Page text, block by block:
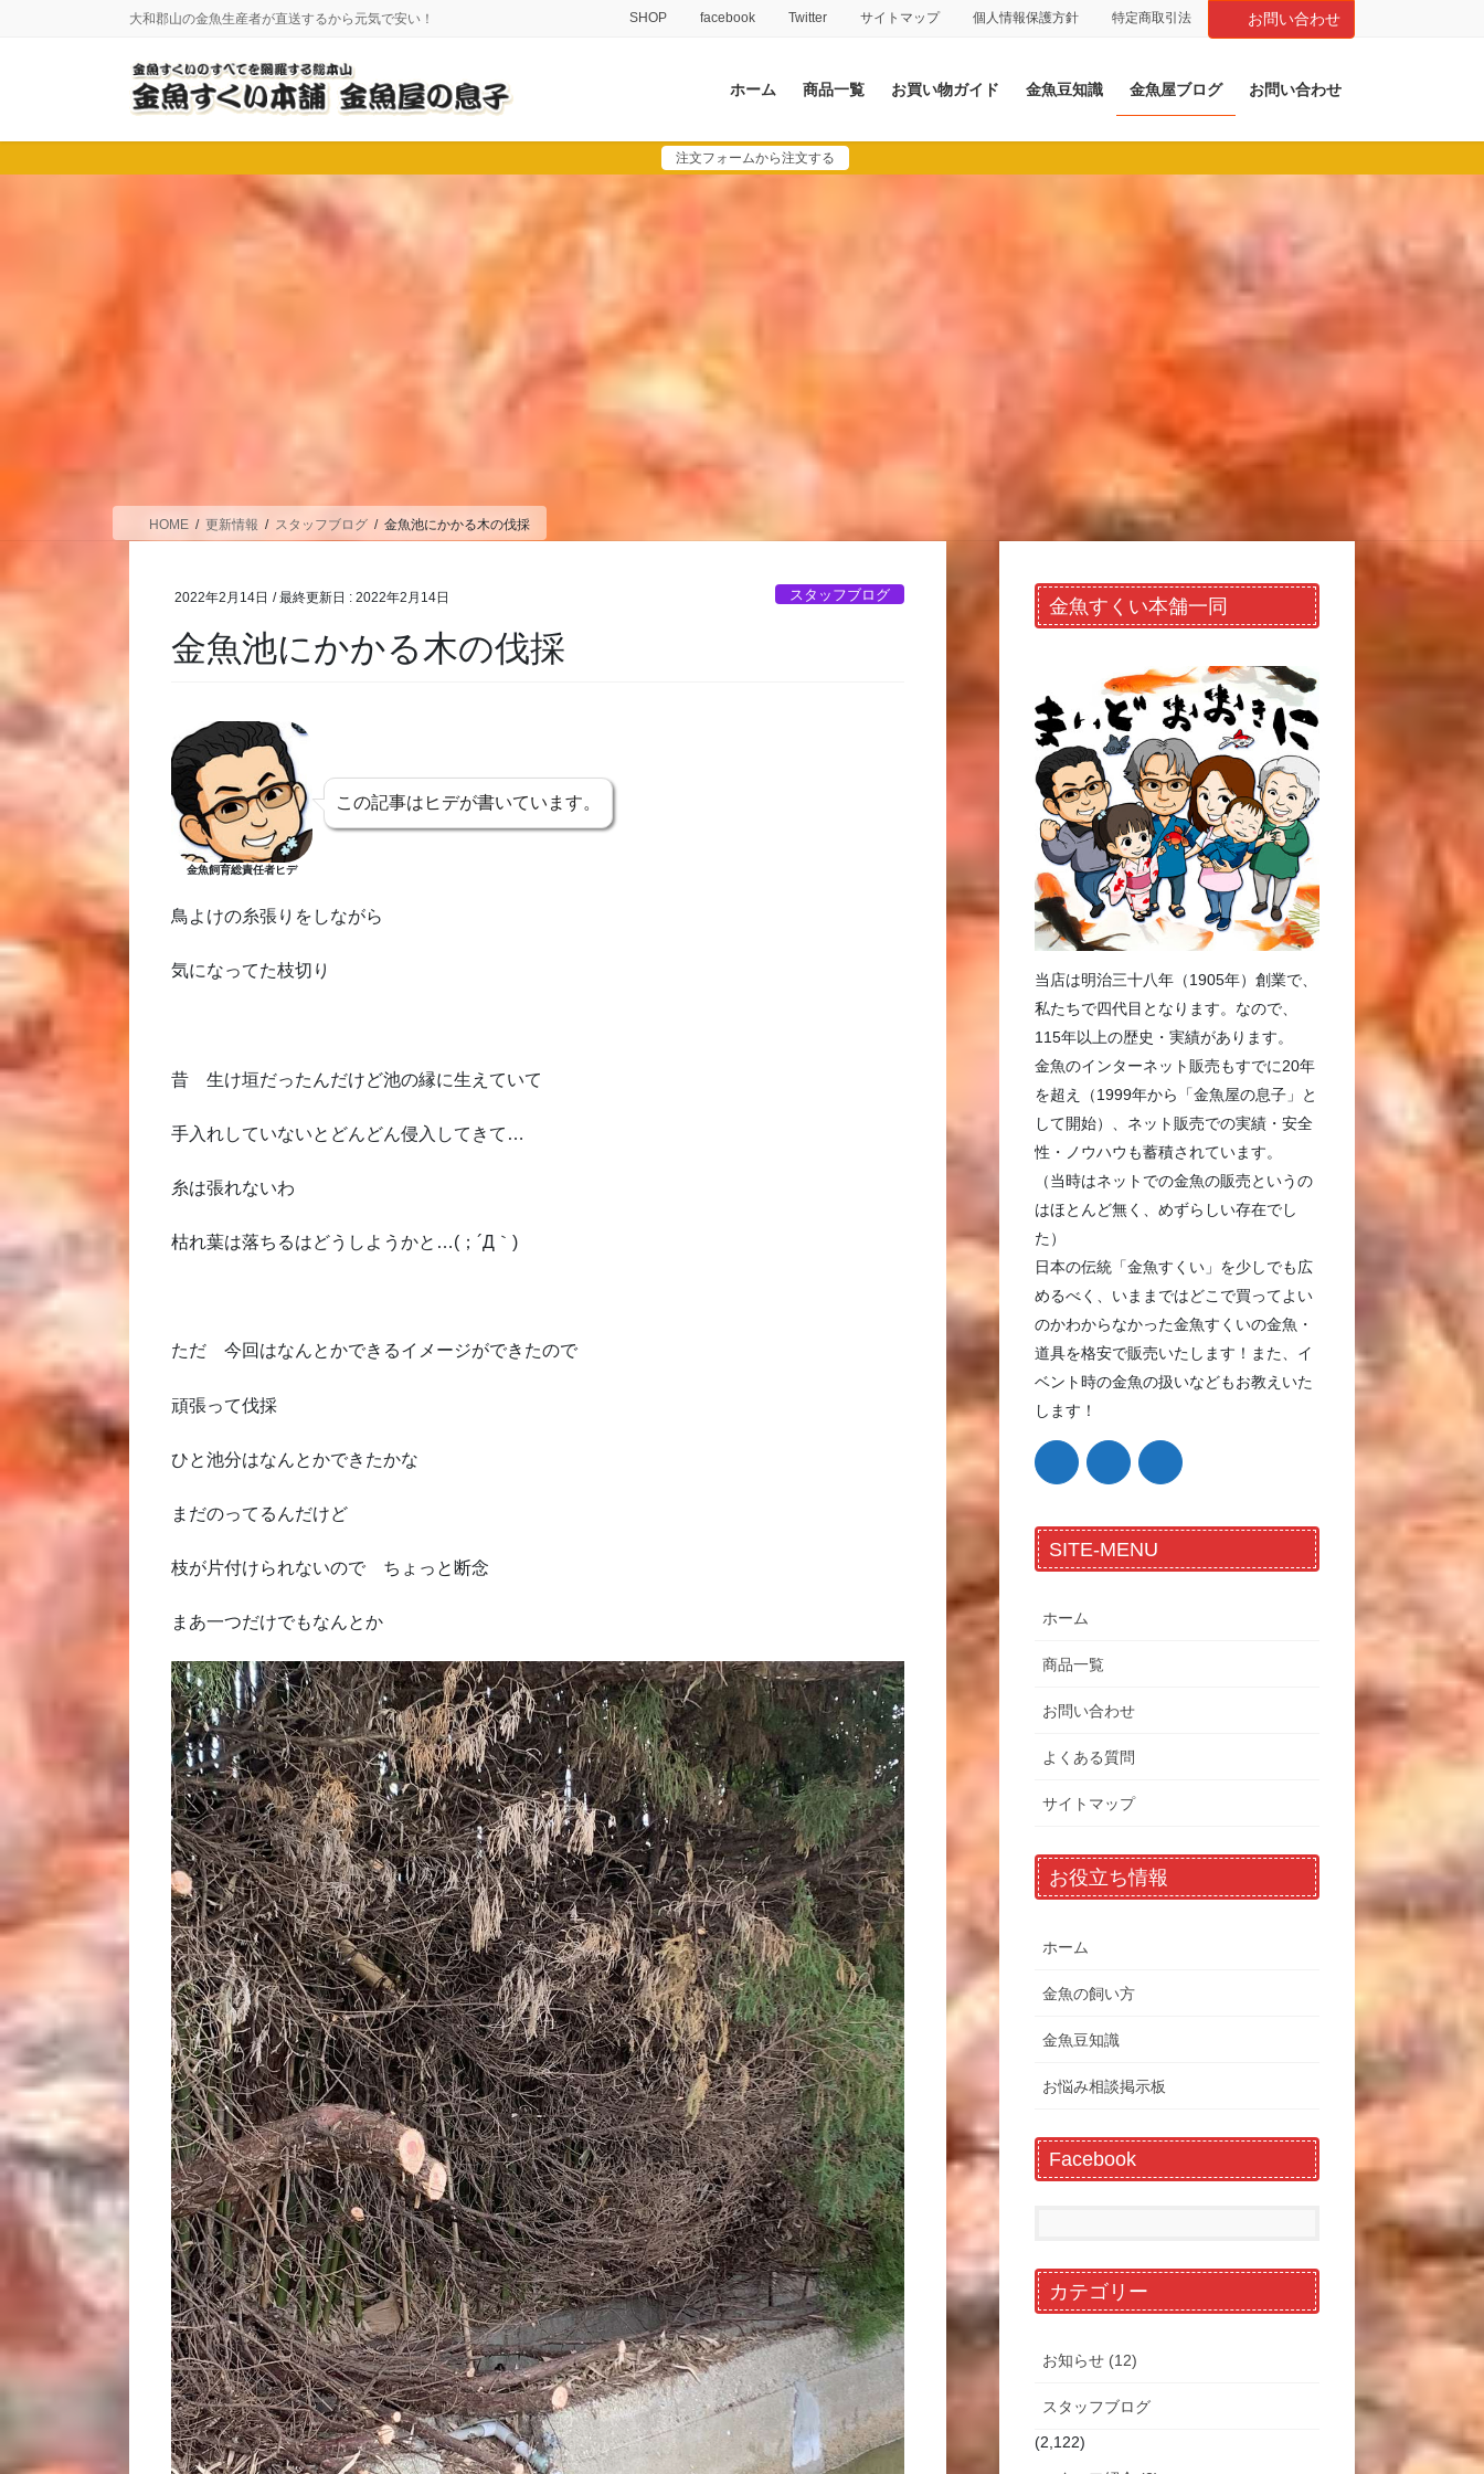
に
移
ョ
ン
大和郡山の金魚生産者が直送するから元気で安い！ SHOP facebook Twitter サイトマップ 個人情報保護方針 特定商取引法 お問い合わせ
ホーム 商品一覧 お買い物ガイド 金魚豆知識 金魚屋ブログ お問い合わせ
注文フォームから注文する
HOME 更新情報 スタッフブログ 金魚池にかかる木の伐採
2022年2月14日 / 最終更新日 :2022年2月14日 スタッフブログ
金魚池にかかる木の伐採
金魚飼育総責任者ヒデ
この記事はヒデが書いています。
鳥よけの糸張りをしながら
気になってた枝切り
昔 生け垣だったんだけど池の縁に生えていて
手入れしていないとどんどん侵入してきて…
糸は張れないわ
枯れ葉は落ちるはどうしようかと…(；´Д｀)
ただ 今回はなんとかできるイメージができたので
頑張って伐採
ひと池分はなんとかできたかな
まだのってるんだけど
枝が片付けられないので ちょっと断念
まあ一つだけでもなんとか
金魚すくい本舗一同
当店は明治三十八年（1905年）創業で、
私たちで四代目となります。なので、
115年以上の歴史・実績があります。
金魚のインターネット販売もすでに20年
を超え（1999年から「金魚屋の息子」と
して開始）、ネット販売での実績・安全
性・ノウハウも蓄積されています。
（当時はネットでの金魚の販売というの
はほとんど無く、めずらしい存在でし
た）
日本の伝統「金魚すくい」を少しでも広
めるべく、いままではどこで買ってよい
のかわからなかった金魚すくいの金魚・
道具を格安で販売いたします！また、イ
ベント時の金魚の扱いなどもお教えいた
します！
SITE-MENU
ホーム
商品一覧
お問い合わせ
よくある質問
サイトマップ
お役立ち情報
ホーム
金魚の飼い方
金魚豆知識
お悩み相談掲示板
Facebook
カテゴリー
お知らせ (12)
スタッフブログ
(2,122)